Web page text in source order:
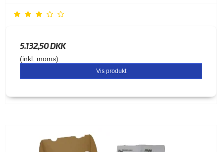
5.132,50 DKK
(inkl. moms)
Vis produkt